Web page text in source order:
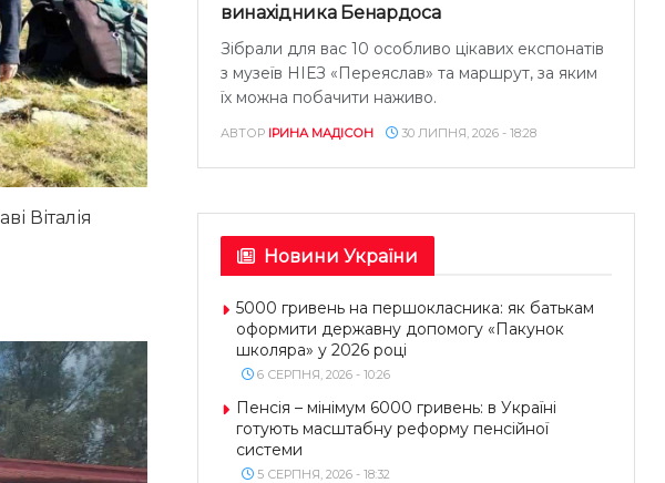
Віталія
винахідника Бенардоса
Зібрали для вас 10 особливо цікавих експонатів
з музеїв НІЕЗ «Переяслав» та маршрут, за яким
їх можна побачити наживо.
АВТОР ІРИНА МАДІСОН 30 ЛИПНЯ, 2026 - 18:28
Новини України
5000 гривень на першокласника: як батькам
оформити державну допомогу «Пакунок
школяра» у 2026 році
6 СЕРПНЯ, 2026 - 10:26
Пенсія – мінімум 6000 гривень: в Україні
готують масштабну реформу пенсійної
системи
5 СЕРПНЯ, 2026 - 18:32